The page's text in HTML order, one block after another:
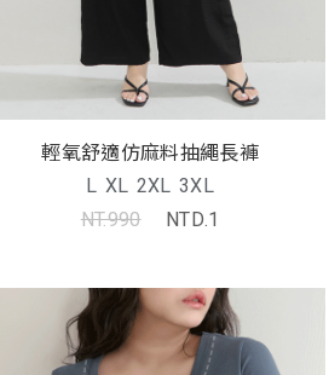
輕氧舒適仿麻料抽繩長褲
L XL 2XL 3XL
NT.990
NTD.1